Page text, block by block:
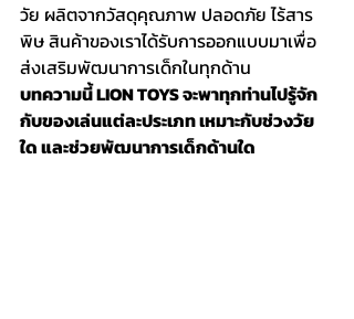
วัย ผลิตจากวัสดุคุณภาพ ปลอดภัย ไร้สาร
พิษ สินค้าของเราได้รับการออกแบบมาเพื่อ
ส่งเสริมพัฒนาการเด็กในทุกด้าน
บทความนี้ LION TOYS จะพาทุกท่านไปรู้จัก
กับของเล่นแต่ละประเภท เหมาะกับช่วงวัย
ใด และช่วยพัฒนาการเด็กด้านใด